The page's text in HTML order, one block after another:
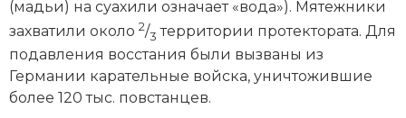
(мадьи) на суахили означает «вода»). Мятежники
захватили около 2/3 территории протектората. Для
подавления восстания были вызваны из
Германии карательные вой­ска, уничтожившие
более 120 тыс. повстанцев.